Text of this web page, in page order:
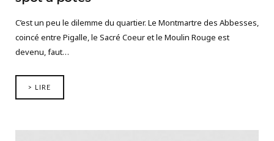
C’est un peu le dilemme du quartier. Le Montmartre des Abbesses,
coincé entre Pigalle, le Sacré Coeur et le Moulin Rouge est
devenu, faut…
> LIRE